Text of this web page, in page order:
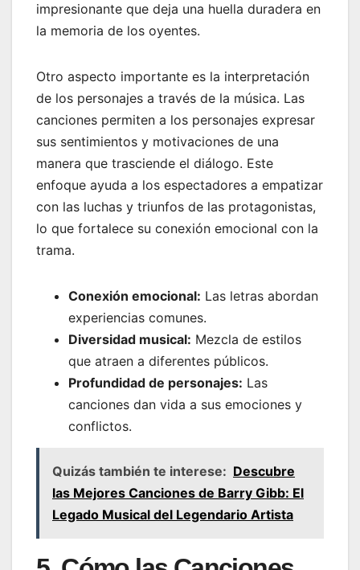
impresionante que deja una huella duradera en
la memoria de los oyentes.
Otro aspecto importante es la interpretación
de los personajes a través de la música. Las
canciones permiten a los personajes expresar
sus sentimientos y motivaciones de una
manera que trasciende el diálogo. Este
enfoque ayuda a los espectadores a empatizar
con las luchas y triunfos de las protagonistas,
lo que fortalece su conexión emocional con la
trama.
Conexión emocional: Las letras abordan
experiencias comunes.
Diversidad musical: Mezcla de estilos
que atraen a diferentes públicos.
Profundidad de personajes: Las
canciones dan vida a sus emociones y
conflictos.
Quizás también te interese: Descubre
las Mejores Canciones de Barry Gibb: El
Legado Musical del Legendario Artista